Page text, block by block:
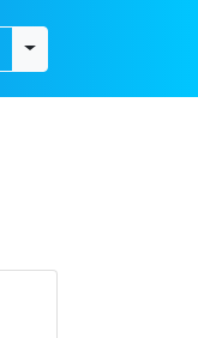
Toggle dropdown